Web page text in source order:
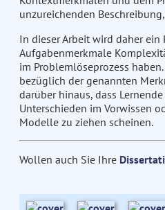
unzureichenden
In dieser Arbeit wird daher
Aufgabenmerkmale
im Problemlöseprozess
bezüglich der genannten
darüber hinaus, dass
Unterschieden im Vorwissen
Modelle zu ziehen scheinen.
Wollen auch Sie Ihre